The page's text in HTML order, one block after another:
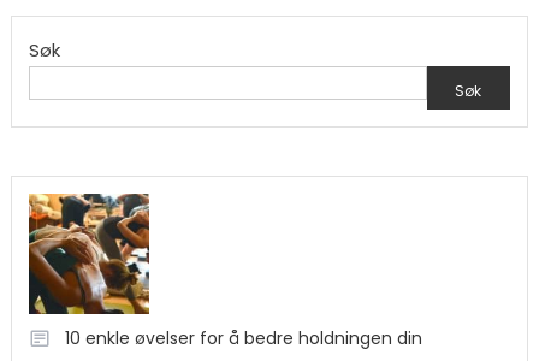
Søk
Søk
10 enkle øvelser for å bedre holdningen din